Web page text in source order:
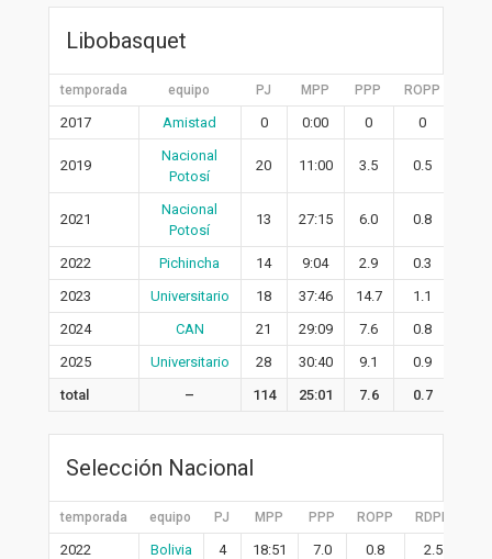
Libobasquet
temporada equipo PJ MPP PPP ROPP
2017 Amistad 0 0:00 0 0
2019
Nacional
Potosí
20 11:00 3.5 0.5
2021
Nacional
Potosí
13 27:15 6.0 0.8
2022 Pichincha 14 9:04 2.9 0.3
2023
Universitario 18 37:46 14.7 1.1
2024
CAN 21 29:09 7.6 0.8
2025
Universitario 28 30:40 9.1 0.9
total
– 114 25:01 7.6 0.7
Selección Nacional
temporada equipo PJ MPP PPP ROPP RDPP
2022 Bolivia 4 18:51 7.0 0.8 2.5